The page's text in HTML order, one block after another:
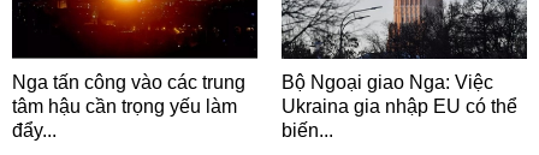
Nga tấn công vào các trung
tâm hậu cần trọng yếu làm
đẩy...
Bộ Ngoại giao Nga: Việc
Ukraina gia nhập EU có thể
biến...